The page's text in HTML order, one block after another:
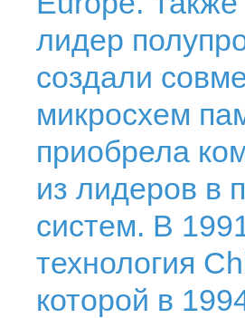
лидер
создали
микросхем
приобрела
из лидеров в
систем. В
технология
которой в